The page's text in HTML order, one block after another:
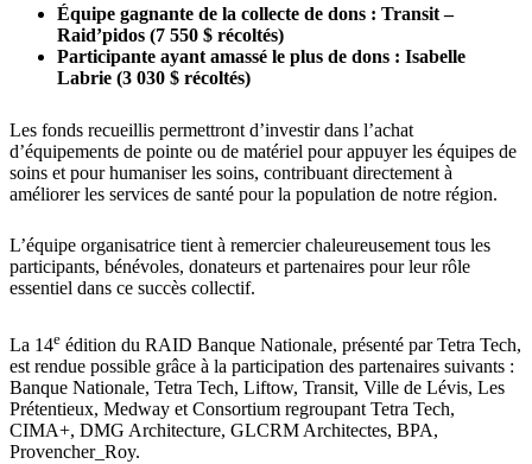
Équipe gagnante de la collecte de dons : Transit –
Raid’pidos (7 550 $ récoltés)
Participante ayant amassé le plus de dons : Isabelle
Labrie (3 030 $ récoltés)
Les fonds recueillis permettront d’investir dans l’achat
d’équipements de pointe ou de matériel pour appuyer les équipes de
soins et pour humaniser les soins, contribuant directement à
améliorer les services de santé pour la population de notre région.
L’équipe organisatrice tient à remercier chaleureusement tous les
participants, bénévoles, donateurs et partenaires pour leur rôle
essentiel dans ce succès collectif.
La 14e édition du RAID Banque Nationale, présenté par Tetra Tech,
est rendue possible grâce à la participation des partenaires suivants :
Banque Nationale, Tetra Tech, Liftow, Transit, Ville de Lévis, Les
Prétentieux, Medway et Consortium regroupant Tetra Tech,
CIMA+, DMG Architecture, GLCRM Architectes, BPA,
Provencher_Roy.